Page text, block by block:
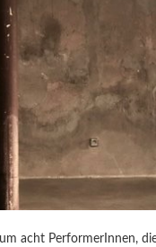
acht PerformerInnen,